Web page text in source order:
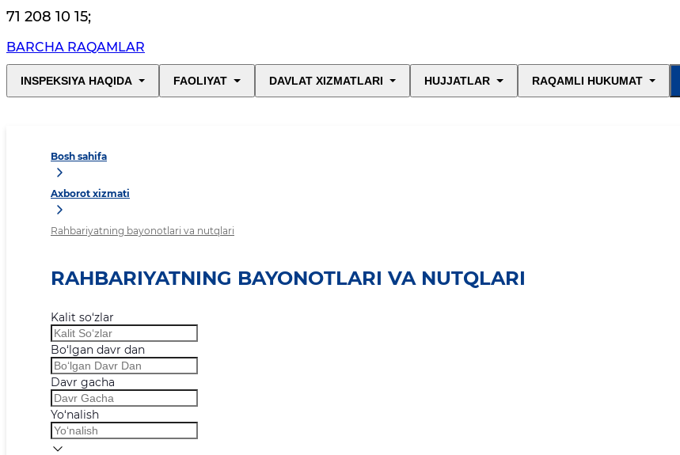
71 208 10 15;
BARCHA RAQAMLAR
INSPEKSIYA HAQIDA FAOLIYAT DAVLAT XIZMATLARI HUJJATLAR RAQAMLI HUKUMAT
Bosh sahifa
Axborot xizmati
Rahbariyatning bayonotlari va nutqlari
RAHBARIYATNING BAYONOTLARI VA NUTQLARI
Kalit so‘zlar
Bo‘lgan davr dan
Davr gacha
Yo‘nalish